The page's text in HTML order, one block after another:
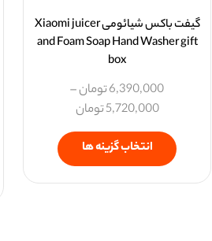
گیفت باکس شیائومی Xiaomi juicer
and Foam Soap Hand Washer gift
box
6,390,000تومان–
5,720,000تومان
انتخاب گزینه ها